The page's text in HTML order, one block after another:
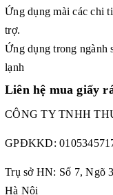
Ứng dụng mài các chi
trợ.
Ứng dụng trong ngành
lạnh
Liên hệ mua giấy
CÔNG TY TNHH
GPĐKKD:
Trụ sở HN: Số 7, Ngõ
Hà Nội